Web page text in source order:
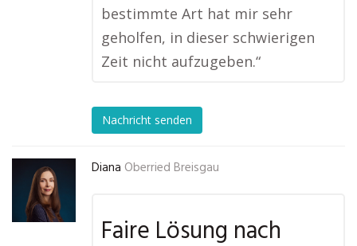
bestimmte Art hat mir sehr
geholfen, in dieser schwierigen
Zeit nicht aufzugeben.“
Nachricht senden
Diana Oberried Breisgau
Faire Lösung nach